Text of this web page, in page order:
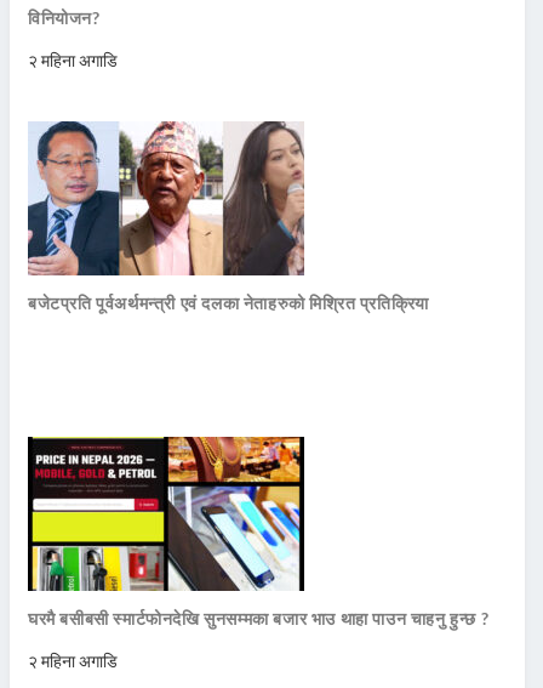
विनियोजन?
२ महिना अगाडि
बजेटप्रति पूर्वअर्थमन्त्री एवं दलका नेताहरुको मिश्रित प्रतिक्रिया
घरमै बसीबसी स्मार्टफोनदेखि सुनसम्मका बजार भाउ थाहा पाउन चाहनु हुन्छ ?
२ महिना अगाडि